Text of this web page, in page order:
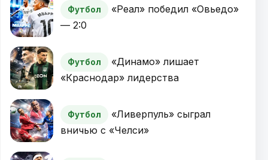
Футбол
«Реал» победил «Овьедо»
— 2:0
Футбол
«Динамо» лишает
«Краснодар» лидерства
Футбол
«Ливерпуль» сыграл
вничью с «Челси»